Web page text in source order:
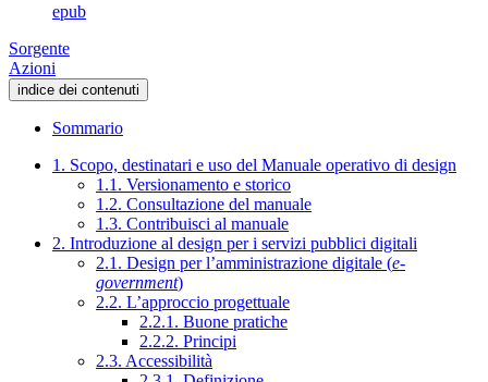
epub
Sorgente
Azioni
indice dei contenuti
Sommario
1. Scopo, destinatari e uso del Manuale operativo di design
1.1. Versionamento e storico
1.2. Consultazione del manuale
1.3. Contribuisci al manuale
2. Introduzione al design per i servizi pubblici digitali
2.1. Design per l’amministrazione digitale (e-
government)
2.2. L’approccio progettuale
2.2.1. Buone pratiche
2.2.2. Principi
2.3. Accessibilità